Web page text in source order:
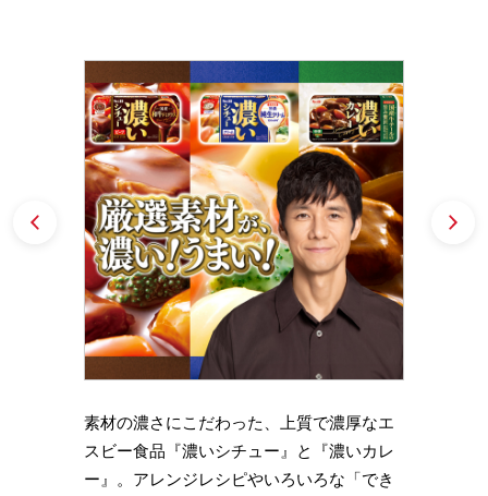
素材の濃さにこだわった、上質で濃厚なエ
スビー食品『濃いシチュー』と『濃いカレ
ー』。アレンジレシピやいろいろな「でき
Prev